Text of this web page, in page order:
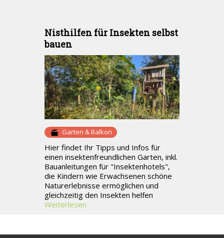
Nisthilfen für Insekten selbst
bauen
Garten & Balkon
Hier findet Ihr Tipps und Infos für
einen insektenfreundlichen Garten, inkl.
Bauanleitungen für "Insektenhotels",
die Kindern wie Erwachsenen schöne
Naturerlebnisse ermöglichen und
gleichzeitig den Insekten helfen
Weiterlesen